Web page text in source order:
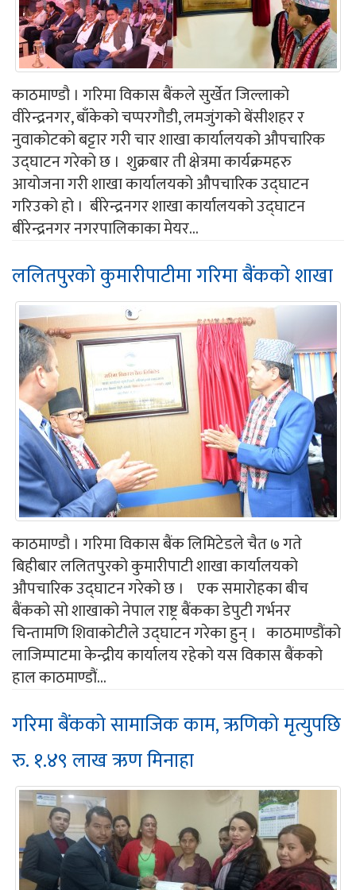
काठमाण्डौ । गरिमा विकास बैंकले सुर्खेत जिल्लाको
वीरेन्द्रनगर, बाँकेको चप्परगौडी, लमजुंगको बेंसीशहर र
नुवाकोटको बट्टार गरी चार शाखा कार्यालयको औपचारिक
उद्घाटन गरेको छ । शुक्रबार ती क्षेत्रमा कार्यक्रमहरु
आयोजना गरी शाखा कार्यालयको औपचारिक उद्घाटन
गरिउको हो । बीरेन्द्रनगर शाखा कार्यालयको उद्घाटन
बीरेन्द्रनगर नगरपालिकाका मेयर...
ललितपुरको कुमारीपाटीमा गरिमा बैंकको शाखा
काठमाण्डौ । गरिमा विकास बैंक लिमिटेडले चैत ७ गते
बिहीबार ललितपुरको कुमारीपाटी शाखा कार्यालयको
औपचारिक उद्घाटन गरेको छ । एक समारोहका बीच
बैंकको सो शाखाको नेपाल राष्ट्र बैंकका डेपुटी गर्भनर
चिन्तामणि शिवाकोटीले उद्घाटन गरेका हुन् । काठमाण्डौंको
लाजिम्पाटमा केन्द्रीय कार्यालय रहेको यस विकास बैंकको
हाल काठमाण्डौं...
गरिमा बैंकको सामाजिक काम, ऋणिको मृत्युपछि
रु. १.४९ लाख ऋण मिनाहा